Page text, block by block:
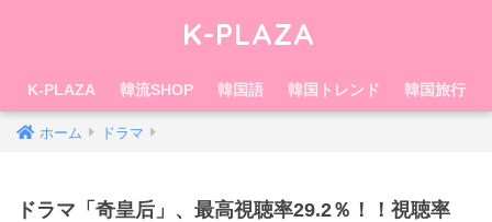
K-PLAZA
K-PLAZA 韓流SHOP 韓国語 韓国トレンド 韓国旅行
ホーム ドラマ
ドラマ「奇皇后」、最高視聴率29.2％！！視聴率